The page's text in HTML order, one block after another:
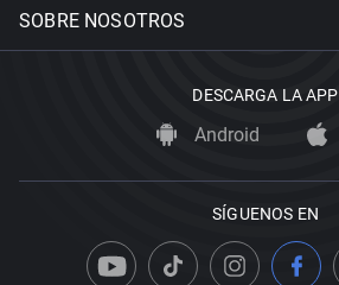
SOBRE NOSOTROS
DESCARGA LA APP
Android
SÍGUENOS EN